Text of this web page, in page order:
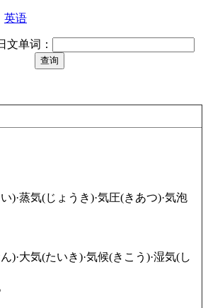
英语
文单词：
)·蒸気(じょうき)·気圧(きあつ)·気泡
)·大気(たいき)·気候(きこう)·湿気(し